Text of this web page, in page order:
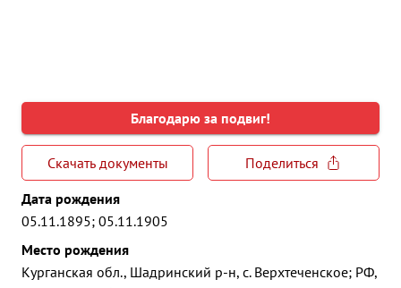
Благодарю за подвиг!
Скачать документы
Поделиться
Дата рождения
05.11.1895; 05.11.1905
Место рождения
Курганская обл., Шадринский р-н, с. Верхтеченское; РФ,